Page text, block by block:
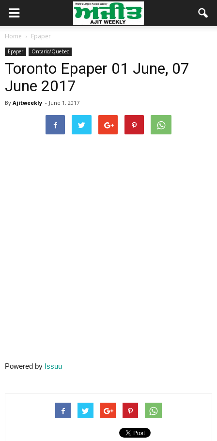
Home Epaper
Epaper Ontario/Quebec
Toronto Epaper 01 June, 07
June 2017
By Ajitweekly - June 1, 2017
Powered by Issuu